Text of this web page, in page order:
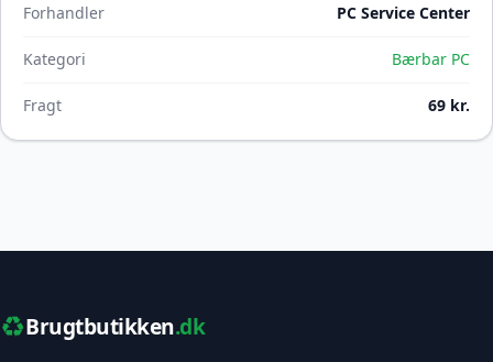
Forhandler PC Service Center
Kategori Bærbar PC
Fragt 69 kr.
♻️Brugtbutikken.dk